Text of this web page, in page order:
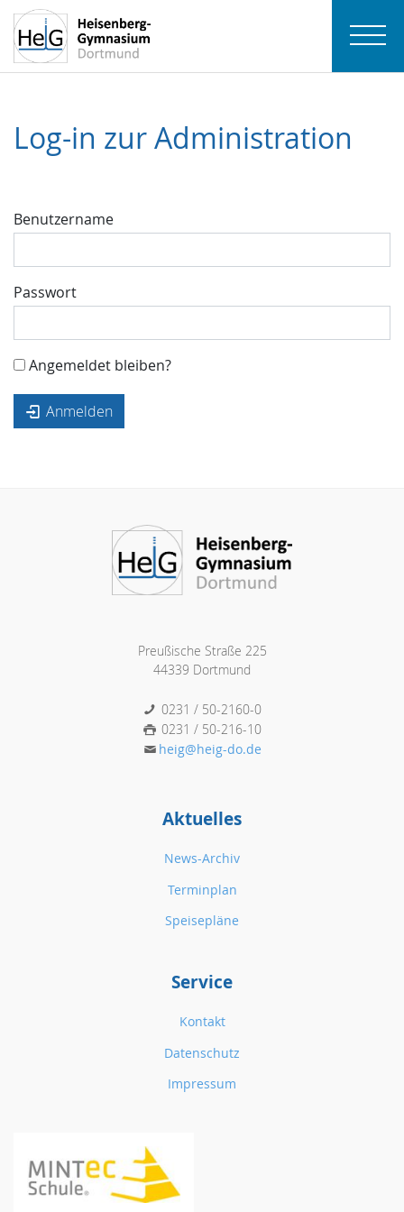
Log-in zur Administration
Benutzername
Passwort
Angemeldet bleiben?
Anmelden
Preußische Straße 225
44339 Dortmund
0231 / 50-2160-0
0231 / 50-216-10
heig@heig-do.de
Aktuelles
News-Archiv
Terminplan
Speisepläne
Service
Kontakt
Datenschutz
Impressum